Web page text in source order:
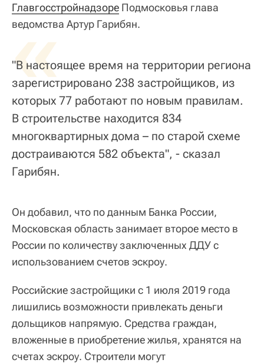
Главгосстройнадзоре Подмосковья глава
ведомства Артур Гарибян.
«
"В настоящее время на территории региона
зарегистрировано 238 застройщиков, из
которых 77 работают по новым правилам.
В строительстве находится 834
многоквартирных дома – по старой схеме
достраиваются 582 объекта", - сказал
Гарибян.
Он добавил, что по данным Банка России,
Московская область занимает второе место в
России по количеству заключенных ДДУ с
использованием счетов эскроу.
Российские застройщики с 1 июля 2019 года
лишились возможности привлекать деньги
дольщиков напрямую. Средства граждан,
вложенные в приобретение жилья, хранятся на
счетах эскроу. Строители могут